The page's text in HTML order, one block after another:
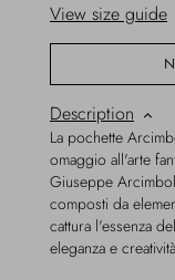
View size guide
Description
La pochette
omaggio all'arte
Giuseppe
composti da
cattura l'essenza
eleganza e